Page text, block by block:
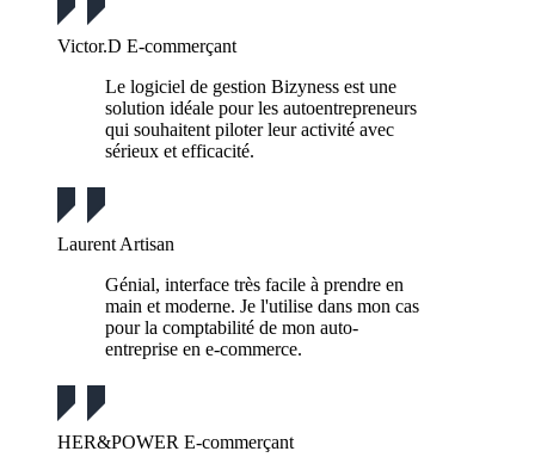
Victor.D E-commerçant
Le logiciel de gestion Bizyness est une
solution idéale pour les autoentrepreneurs
qui souhaitent piloter leur activité avec
sérieux et efficacité.
Laurent Artisan
Génial, interface très facile à prendre en
main et moderne. Je l'utilise dans mon cas
pour la comptabilité de mon auto-
entreprise en e-commerce.
HER&POWER E-commerçant